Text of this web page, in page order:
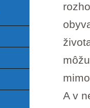
A v